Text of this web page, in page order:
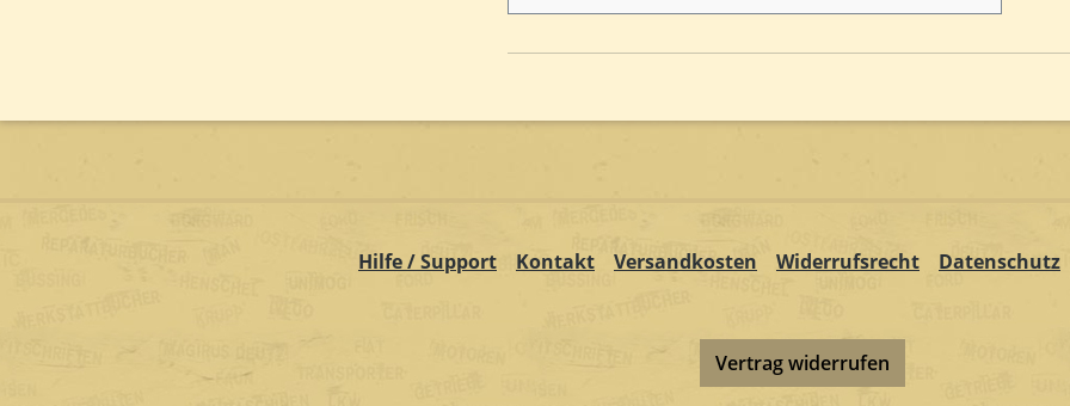
Hilfe / Support Kontakt Versandkosten Widerrufsrecht Datenschutz
Vertrag widerrufen